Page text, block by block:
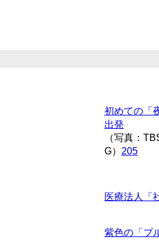
初めての「
出発
（写真：
G） 205
医療法人「
紫色の「ブ